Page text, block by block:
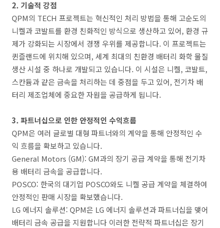
2. 기술적 강점
QPM의 TECH 프로젝트는 혁신적인 처리 방법을 통해 고순도의
니켈과 코발트를 환경 친화적인 방식으로 생산하고 있어, 환경 규
제가 강화되는 시장에서 경쟁 우위를 제공합니다​. 이 프로젝트는
퀸즐랜드에 위치해 있으며, 세계 최대의 친환경 배터리 화학 물질
생산 시설 중 하나로 개발되고 있습니다. 이 시설은 니켈, 코발트,
스칸듐과 같은 금속을 처리하는 데 중점을 두고 있어, 전기차 배
터리 제조업체에 중요한 자원을 공급하게 됩니다.
3. 파트너십으로 인한 안정적인 수익흐름
QPM은 여러 글로벌 대형 파트너와의 계약을 통해 안정적인 수
익 흐름을 확보하고 있습니다.
General Motors (GM): GM과의 장기 공급 계약을 통해 전기차
용 배터리 금속을 공급합니다.
POSCO: 한국의 대기업 POSCO와도 니켈 공급 계약을 체결하여
안정적인 판매 시장을 확보했습니다.
LG 에너지 솔루션: QPM은 LG 에너지 솔루션과 파트너십을 맺어
배터리 금속 공급을 지원합니다​ 이러한 전략적 파트너십은 장기